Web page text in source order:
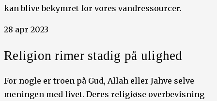
kan blive bekymret for vores vandressourcer.
28 apr 2023
Religion rimer stadig på ulighed
For nogle er troen på Gud, Allah eller Jahve selve
meningen med livet. Deres religiøse overbevisning